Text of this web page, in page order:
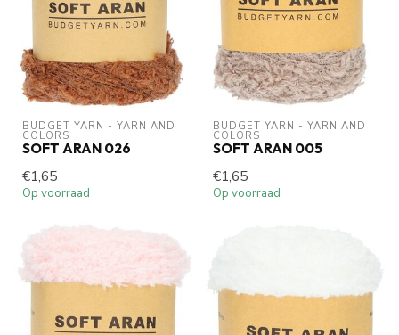
BUDGET YARN - YARN AND
COLORS
SOFT ARAN 026
€1,65
Op voorraad
BUDGET YARN - YARN AND
COLORS
SOFT ARAN 005
€1,65
Op voorraad